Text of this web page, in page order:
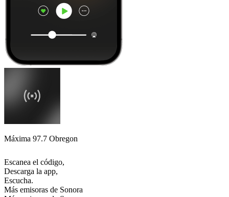
Máxima 97.7 Obregon
Escanea el código,
Descarga la app,
Escucha.
Más emisoras de Sonora